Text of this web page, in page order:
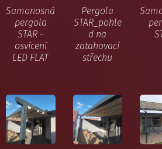
Samonosná
pergola
STAR -
osvícení
LED FLAT
Pergola
STAR_pohle
d na
zatahovací
střechu